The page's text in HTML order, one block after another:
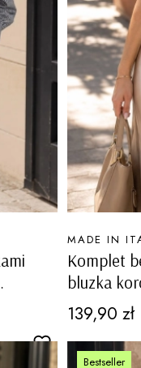
Komplet
bluzka
dekoltem
PRODUCENT
MADE IN
Cena
139,90 zł
Bestseller